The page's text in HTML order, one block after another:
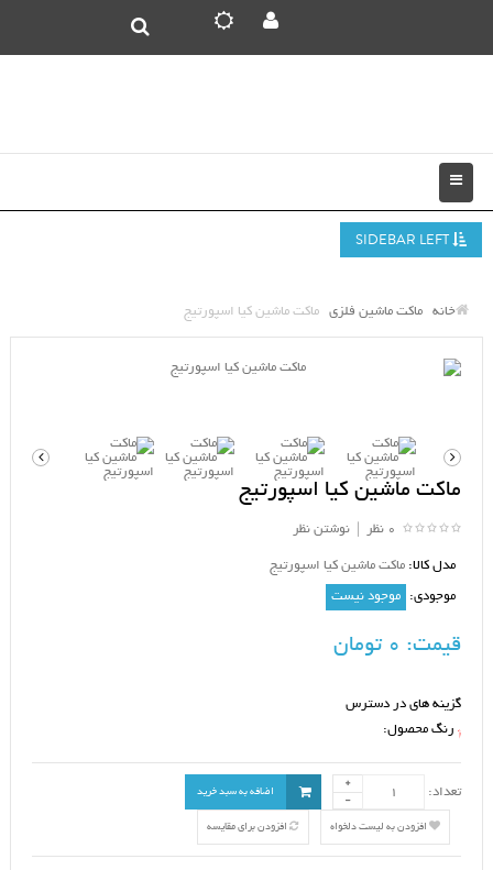
خانه ماکت ماشین فلزی ماکت ماشین کیا اسپورتیج
ماکت ماشین کیا اسپورتیج
0 نظر نوشتن نظر
مدل کالا: ماکت ماشین کیا اسپورتیج
موجودی: موجود نیست
قیمت:
گزینه های در دسترس
* رنگ محصول:
تعداد: اضافه به سبد خرید
افزودن به لیست دلخواه افزودن برای مقایسه